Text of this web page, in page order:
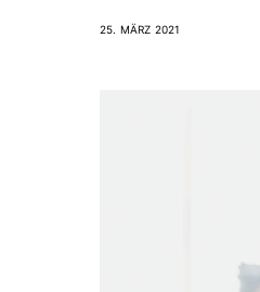
25. MÄRZ 2021